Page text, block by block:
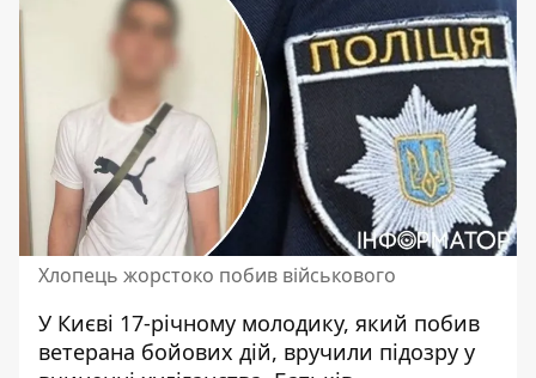
Хлопець жорстоко побив військового
У Києві 17-річному молодику, який побив
ветерана бойових дій, вручили підозру у